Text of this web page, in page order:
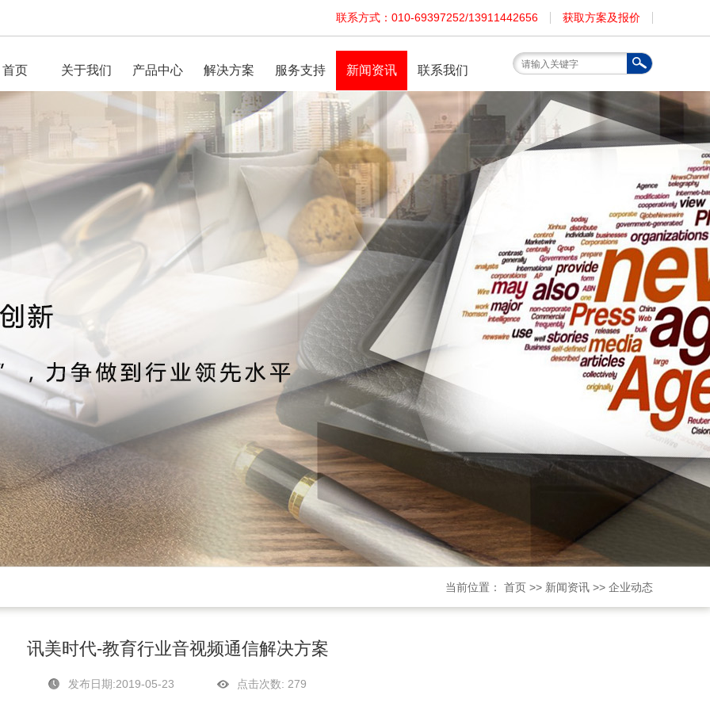
联系方式：010-69397252/13911442656 获取方案及报价
首页 关于我们 产品中心 解决方案 服务支持 新闻资讯 联系我们
当前位置： 首页 >> 新闻资讯 >> 企业动态
讯美时代-教育行业音视频通信解决方案
发布日期:2019-05-23 点击次数: 279